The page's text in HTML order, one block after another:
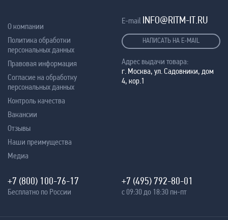
О компании
Политика обработки
персональных данных
Правовая информация
Согласие на обработку
персональных данных
Контроль качества
Вакансии
Отзывы
Наши преимущества
Медиа
E-mail INFO@RITM-IT.RU
НАПИСАТЬ НА E-MAIL
Адрес выдачи товара:
г. Москва, ул. Садовники, дом
4, кор.1
+7 (800) 100-76-17
Бесплатно по России
+7 (495) 792-80-01
с 09:30 до 18:30 пн-пт